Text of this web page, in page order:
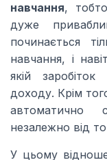
навчання,
дуже
починається
навчання, і
якій
доходу. Крім
автоматично
незалежно від
У цьому